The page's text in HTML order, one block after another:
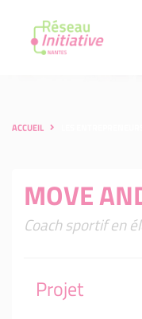
ACCUEIL
MOVE
Coach sportif en
Projet